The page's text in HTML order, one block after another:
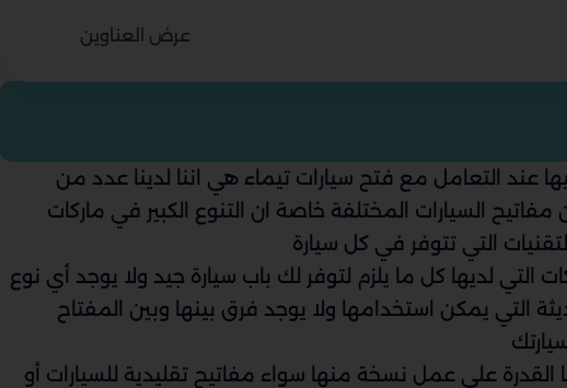
عرض العناوين
التعامل مع فتح سيارات تيماء هي اننا لدينا عدد من
السيارات المختلفة خاصة ان التنوع الكبير في ماركات
التي تتوفر في كل سيارة
لديها كل ما يلزم لتوفر لك باب سيارة جيد ولا يوجد أي نوع
التي يمكن استخدامها ولا يوجد فرق بينها وبين المفتاح
القدرة على عمل نسخة منها سواء مفاتيح تقليدية للسيارات أو